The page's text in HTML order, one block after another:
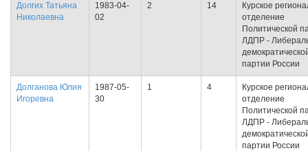
Долгих Татьяна
Николаевна
1983-04-
02
2 14
Курское
отделение
Политической
ЛДПР -
партии России
Долганова Юлия
Игоревна
1987-05-
30
1 4
Курское
отделение
Политической
ЛДПР -
партии России